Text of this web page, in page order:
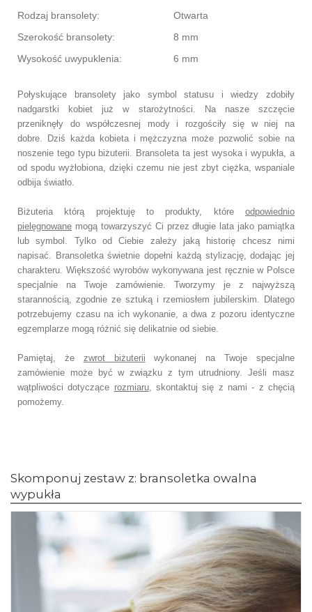
Rodzaj bransolety:
Otwarta
Szerokość bransolety:
8 mm
Wysokość uwypuklenia:
6 mm
Połyskujące bransolety jako symbol statusu i wiedzy zdobiły
nadgarstki kobiet już w starożytności. Na nasze szczęcie
przeniknęły do współczesnej mody i rozgościły się w niej na
dobre. Dziś każda kobieta i mężczyzna może pozwolić sobie na
noszenie tego typu biżuterii. Bransoleta ta jest wysoka i wypukła, a
od spodu wyżłobiona, dzięki czemu nie jest zbyt ciężka, wspaniale
odbija światło.
Biżuteria którą projektuję to produkty, które odpowiednio
pielęgnowane mogą towarzyszyć Ci przez długie lata jako pamiątka
lub symbol. Tylko od Ciebie zależy jaką historię chcesz nimi
napisać. Bransoletka świetnie dopełni każdą stylizację, dodając jej
charakteru. Większość wyrobów wykonywana jest ręcznie w Polsce
specjalnie na Twoje zamówienie. Tworzymy je z najwyższą
starannością, zgodnie ze sztuką i rzemiosłem jubilerskim. Dlatego
potrzebujemy czasu na ich wykonanie, a dwa z pozoru identyczne
egzemplarze mogą różnić się delikatnie od siebie.
Pamiętaj, że zwrot biżuterii wykonanej na Twoje specjalne
zamówienie może być w związku z tym utrudniony. Jeśli masz
wątpliwości dotyczące rozmiaru,skontaktuj się z nami - z chęcią
pomożemy.
Skomponuj zestaw z: bransoletka owalna
wypukła